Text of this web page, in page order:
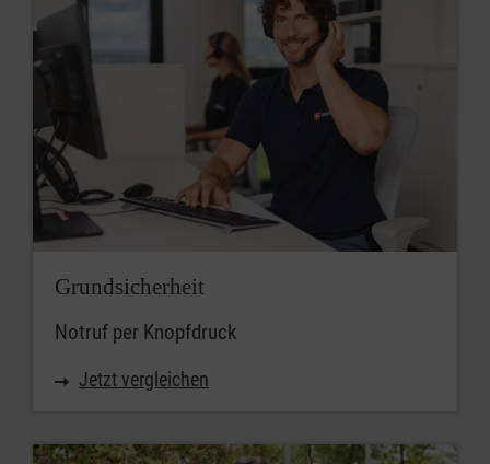
Grundsicherheit
Notruf per Knopfdruck
Jetzt vergleichen